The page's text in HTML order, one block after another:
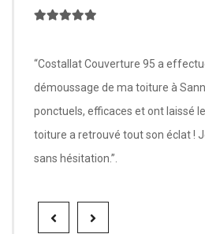
“Costallat Couverture 95 a
démoussage de ma toiture à
ponctuels, efficaces et ont laissé
toiture a retrouvé tout son éclat !
sans hésitation.”.